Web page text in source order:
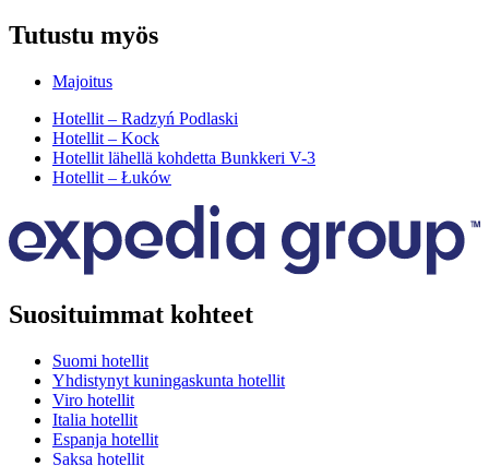
Tutustu myös
Majoitus
Hotellit – Radzyń Podlaski
Hotellit – Kock
Hotellit lähellä kohdetta Bunkkeri V-3
Hotellit – Łuków
Suosituimmat kohteet
Suomi hotellit
Yhdistynyt kuningaskunta hotellit
Viro hotellit
Italia hotellit
Espanja hotellit
Saksa hotellit